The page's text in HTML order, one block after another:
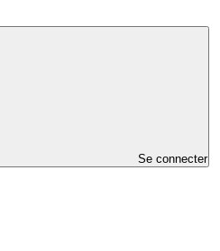
Se connecter